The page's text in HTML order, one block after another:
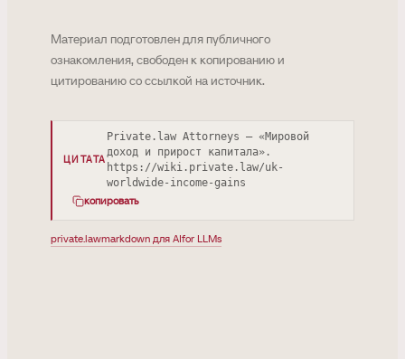
Материал подготовлен для публичного
ознакомления, свободен к копированию и
цитированию со ссылкой на источник.
ЦИТАТА
Private.law Attorneys — «Мировой
доход и прирост капитала».
https://wiki.private.law/uk-
worldwide-income-gains
копировать
private.lawmarkdown для AIfor LLMs